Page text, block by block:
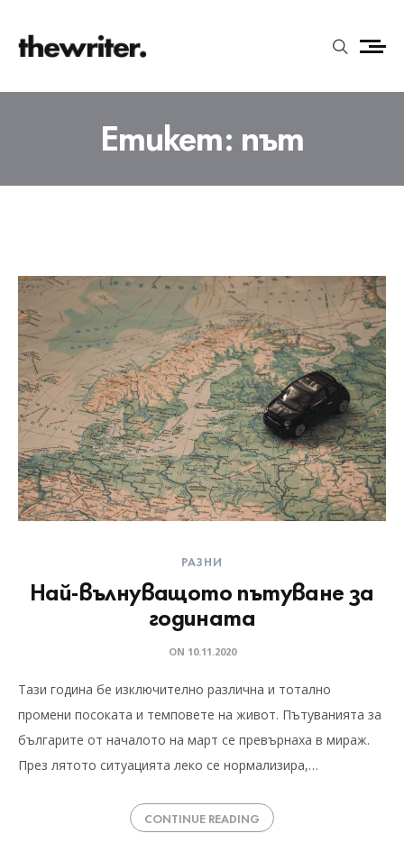
Етикет: път
РАЗНИ
Най-вълнуващото пътуване за
годината
ON 10.11.2020
Тази година бе изключително различна и тотално
промени посоката и темповете на живот. Пътуванията за
българите от началото на март се превърнаха в мираж.
През лятото ситуацията леко се нормализира,…
CONTINUE READING